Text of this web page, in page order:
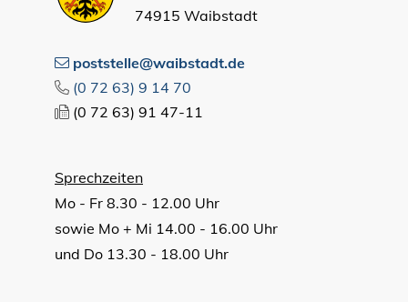
74915 Waibstadt
poststelle@waibstadt.de
(0 72 63) 9 14 70
(0 72 63) 91 47-11
Sprechzeiten
Mo - Fr 8.30 - 12.00 Uhr
sowie Mo + Mi 14.00 - 16.00 Uhr
und Do 13.30 - 18.00 Uhr